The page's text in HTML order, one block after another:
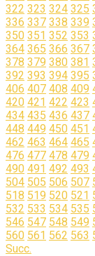
322 323 324 325
336 337 338 339
350 351 352 353
364 365 366 367
378 379 380 381
392 393 394 395
406 407 408 409
420 421 422 423
434 435 436 437
448 449 450 451
462 463 464 465
476 477 478 479
490 491 492 493
504 505 506 507
518 519 520 521
532 533 534 535
546 547 548 549
560 561 562 563
Succ.